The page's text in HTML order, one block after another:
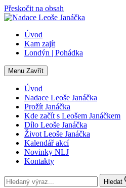
Přeskočit na obsah
Úvod
Kam zajít
Londýn | Pohádka
Menu Zavřít
Úvod
Nadace Leoše Janáčka
Prožít Janáčka
Kde začít s Leošem Janáčkem
Dílo Leoše Janáčka
Život Leoše Janáčka
Kalendář akcí
Novinky NLJ
Kontakty
Hledat